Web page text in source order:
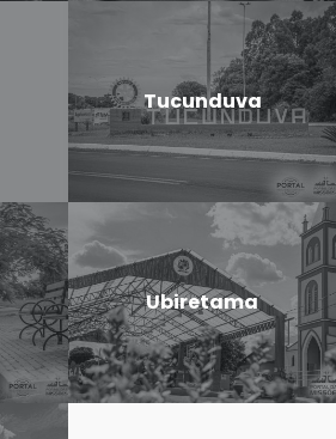
Tucunduva
Ubiretama